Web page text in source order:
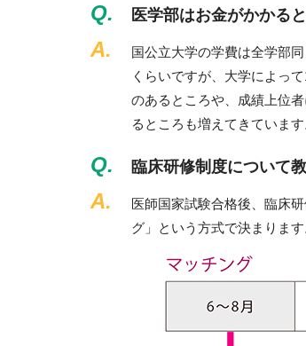
Q. 医学部はお金がかかる
A.
国公立大学の学費は全学部
くらいですが、大学によっ
のあるところや、成績上位
るところも増えてきています
Q. 臨床研修制度について
A.
医師国家試験合格後、臨床
グ」という方式で決まります